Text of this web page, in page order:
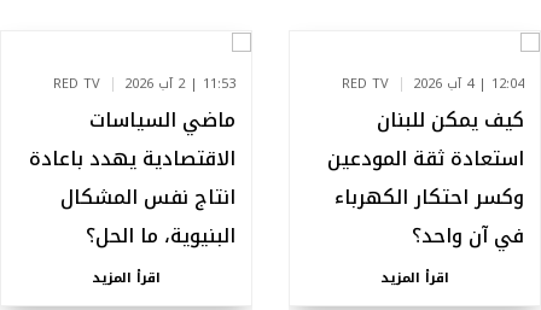
12:04 | 4 آب 2026 RED TV
كيف يمكن للبنان
استعادة ثقة المودعين
وكسر احتكار الكهرباء
في آن واحد؟
اقرأ المزيد
11:53 | 2 آب 2026 RED TV
ماضي السياسات
الاقتصادية يهدد باعادة
انتاج نفس المشكال
البنيوية، ما الحل؟
اقرأ المزيد